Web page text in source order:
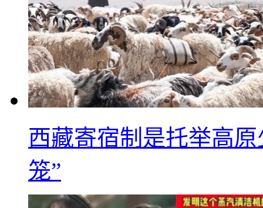
西藏寄宿制是托举高
笼”